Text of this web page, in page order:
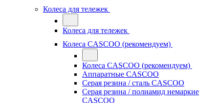
Колеса для тележек
Колеса для тележек
Колеса CASCOO (рекомендуем)
Колеса CASCOO (рекомендуем)
Аппаратные CASCOO
Серая резина / сталь CASCOO
Серая резина / полиамид немаркие
CASCOO